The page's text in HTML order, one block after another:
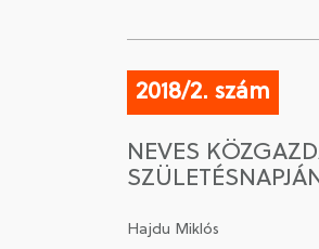
2018/2. szám
NEVES
Hajdu Miklós